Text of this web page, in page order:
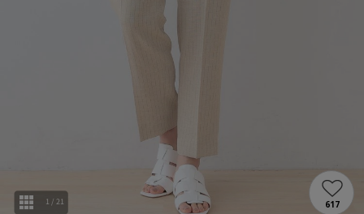
1 / 21 617